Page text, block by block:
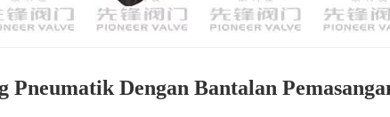
Pneumatik Dengan Bantalan